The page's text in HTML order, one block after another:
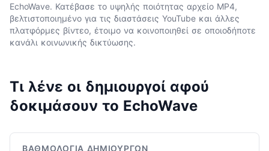
EchoWave. Κατέβασε το υψηλής ποιότητας αρχείο MP4,
βελτιστοποιημένο για τις διαστάσεις YouTube και άλλες
πλατφόρμες βίντεο, έτοιμο να κοινοποιηθεί σε οποιοδήποτε
κανάλι κοινωνικής δικτύωσης.
Τι λένε οι δημιουργοί αφού
δοκιμάσουν το EchoWave
ΒΑΘΜΟΛΟΓΊΑ ΔΗΜΙΟΥΡΓΏΝ